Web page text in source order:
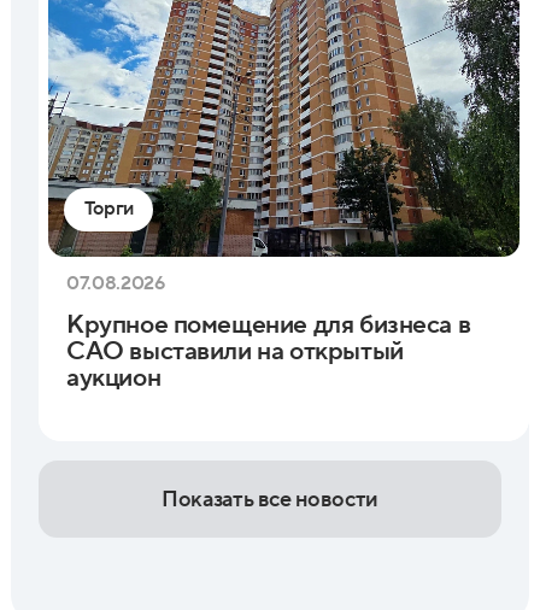
Торги
07.08.2026
Крупное помещение для бизнеса в
САО выставили на открытый
аукцион
Показать все новости